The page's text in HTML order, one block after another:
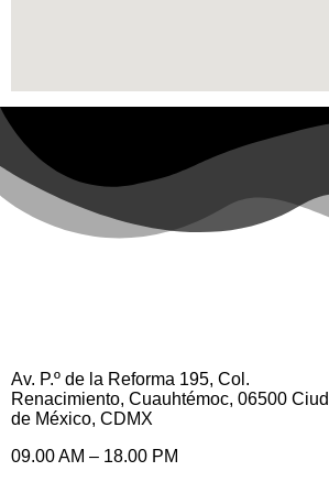
Av. P.º de la Reforma 195, Col.
Renacimiento, Cuauhtémoc, 06500
de México, CDMX
09.00 AM – 18.00 PM